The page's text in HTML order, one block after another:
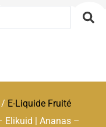
E-Liquide Fruité
Elikuid | Ananas –